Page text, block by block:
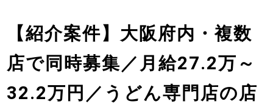
【紹介案件】大阪府内・複数
店で同時募集／月給27.2万～
32.2万円／うどん専門店の店